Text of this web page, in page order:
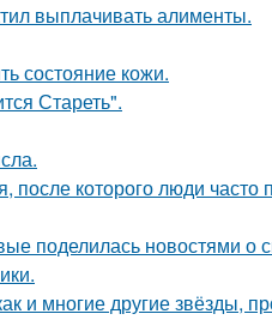
выплачивать алименты.
состояние кожи.
Стареть".
которого люди часто
поделилась новостями о
и многие другие звёзды,